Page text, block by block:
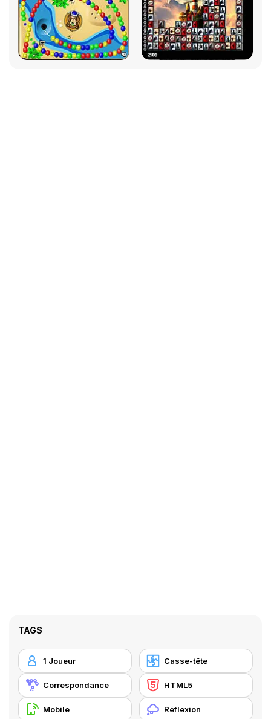
TAGS
1 Joueur Casse-tête
Correspondance HTML5
Mobile Réflexion